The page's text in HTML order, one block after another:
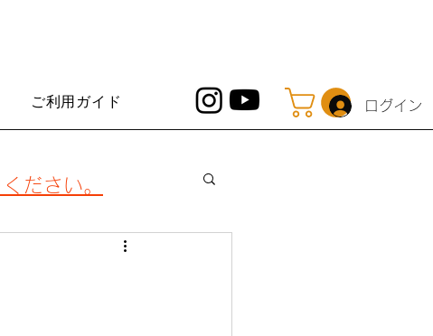
ご利用ガイド ログイン
ださい。